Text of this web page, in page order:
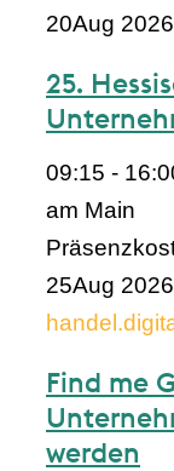
20Aug
25.
09:15 -
am Main
Präsenz
25Aug
Find me
werden